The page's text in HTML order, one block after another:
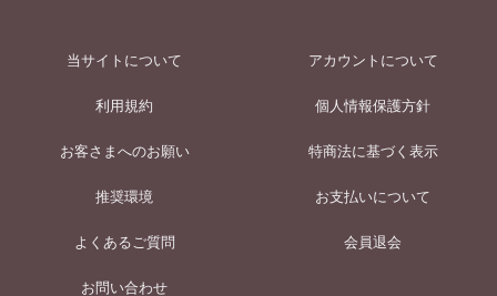
当サイトについて アカウントについて
利用規約 個人情報保護方針
お客さまへのお願い 特商法に基づく表示
推奨環境 お支払いについて
よくあるご質問 会員退会
お問い合わせ